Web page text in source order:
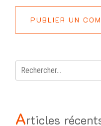
PUBLIER UN
Rechercher :
Articles